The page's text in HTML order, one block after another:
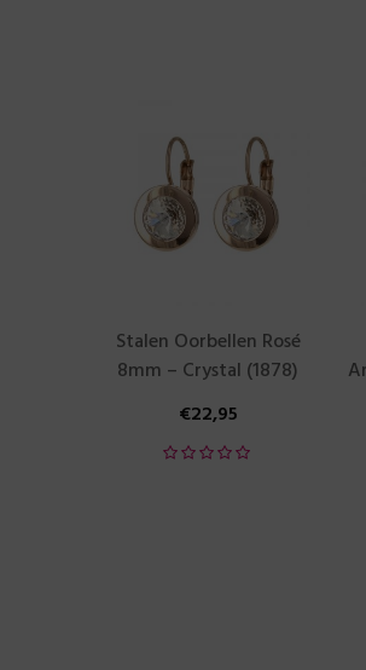
Stalen Oorbellen Rosé
8mm – Crystal (1878)
€22,95